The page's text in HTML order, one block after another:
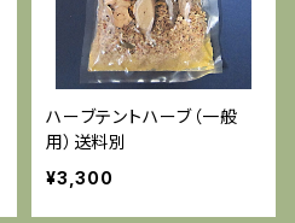
ハーブテントハーブ（一般
用）送料別
¥3,300